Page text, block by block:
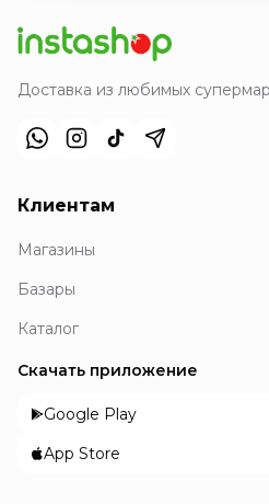
Доставка из любимых
Клиентам
Магазины
Базары
Каталог
Скачать приложение
Google Play
App Store